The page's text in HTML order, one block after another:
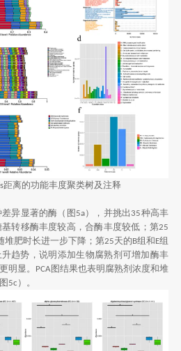
距离的功能丰度聚类树及注释
差异显著的酶（图 5a），并挑出 35种高丰
转移酶丰度较高，合酶丰度较低；第25
堆肥时长进一步下降；第25天的B组和E组
趋势，说明添加生物腐熟剂可增加酶丰
明显。
PCA图结果也表明腐熟剂浓度和堆
5c ）。